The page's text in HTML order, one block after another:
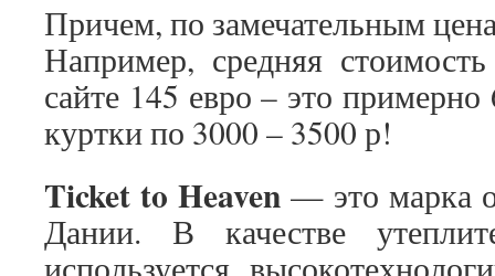
Причем, по замечательным
Например, средняя
сайте 145 евро – это
куртки по 3000 – 3500 р!
Ticket to Heaven — это марка
Дании. В качестве